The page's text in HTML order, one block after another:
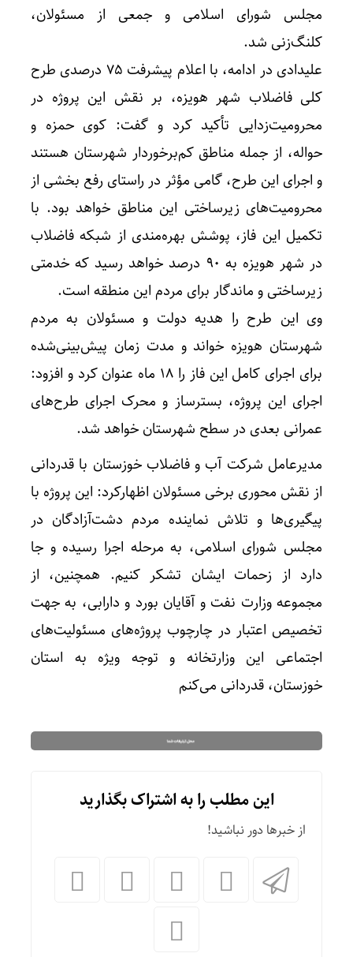
مجلس شورای اسلامی و جمعی از مسئولان،
کلنگ‌زنی شد.
علیدادی در ادامه، با اعلام پیشرفت ۷۵ درصدی طرح
کلی فاضلاب شهر هویزه، بر نقش این پروژه در
محرومیت‌زدایی تأکید کرد و گفت: کوی حمزه و
حواله، از جمله مناطق کم‌برخوردار شهرستان هستند
و اجرای این طرح، گامی مؤثر در راستای رفع بخشی از
محرومیت‌های زیرساختی این مناطق خواهد بود. با
تکمیل این فاز، پوشش بهره‌مندی از شبکه فاضلاب
در شهر هویزه به ۹۰ درصد خواهد رسید که خدمتی
زیرساختی و ماندگار برای مردم این منطقه است.
وی این طرح را هدیه دولت و مسئولان به مردم
شهرستان هویزه خواند و مدت زمان پیش‌بینی‌شده
برای اجرای کامل این فاز را ۱۸ ماه عنوان کرد و افزود:
اجرای این پروژه، بسترساز و محرک اجرای طرح‌های
عمرانی بعدی در سطح شهرستان خواهد شد.
مدیرعامل شرکت آب و فاضلاب خوزستان با قدردانی
از نقش محوری برخی مسئولان اظهارکرد: این پروژه با
پیگیری‌ها و تلاش نماینده مردم دشت‌آزادگان در
مجلس شورای اسلامی، به مرحله اجرا رسیده و جا
دارد از زحمات ایشان تشکر کنیم. همچنین، از
مجموعه وزارت نفت و آقایان بورد و دارابی، به جهت
تخصیص اعتبار در چارچوب پروژه‌های مسئولیت‌های
اجتماعی این وزارتخانه و توجه ویژه به استان
خوزستان، قدردانی می‌کنم
این مطلب را به اشتراک بگذارید
از خبرها دور نباشید!